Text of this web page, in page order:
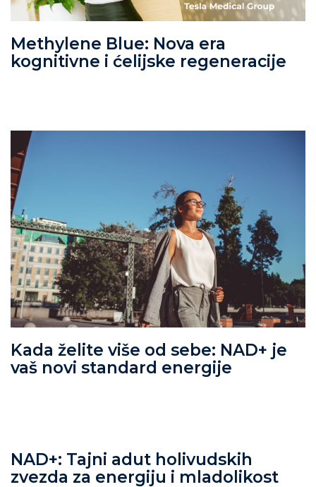
Methylene Blue: Nova era
kognitivne i ćelijske regeneracije
Kada želite više od sebe: NAD+ je
vaš novi standard energije
NAD+: Tajni adut holivudskih
zvezda za energiju i mladolikost